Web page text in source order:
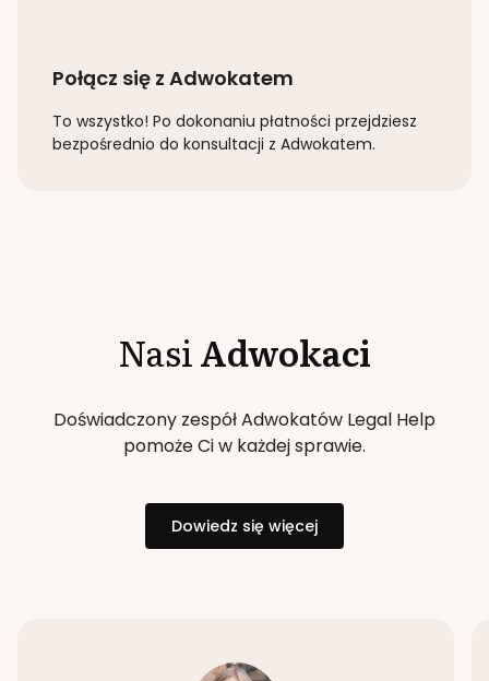
Połącz się z Adwokatem
To wszystko! Po dokonaniu płatności przejdziesz
bezpośrednio do konsultacji z Adwokatem.
NasiAdwokaci
Doświadczony zespół Adwokatów Legal Help
pomoże Ci w każdej sprawie.
Dowiedz się więcej